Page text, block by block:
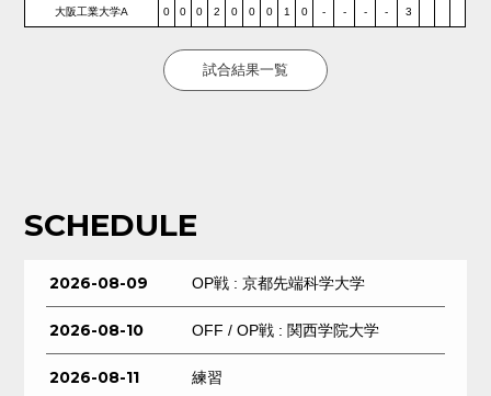
大阪工業大学A 0 0 0 2 0 0 0 1 0 - - - - 3
試合結果一覧
SCHEDULE
2026-08-09 OP戦 : 京都先端科学大学
2026-08-10 OFF / OP戦 : 関西学院大学
2026-08-11 練習